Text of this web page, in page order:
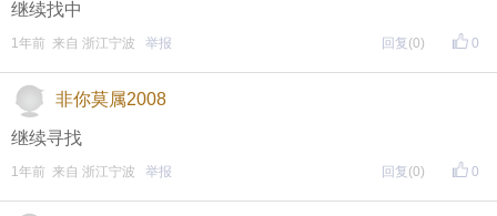
继续找中
0
1年前 来自 浙江宁波 举报 回复 (0)
非你莫属2008
继续寻找
0
1年前 来自 浙江宁波 举报 回复 (0)